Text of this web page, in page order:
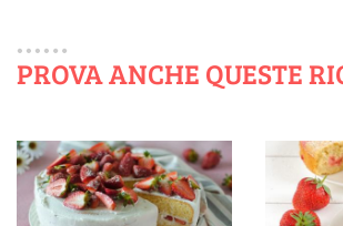
PROVA ANCHE QUESTE